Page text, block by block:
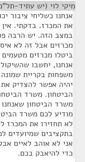
מיקי לוי (יש עתיד-
אנחנו כשליחי ציבור
את המכרז. בדקתי.
במצב הזה. יש הרבה
מכרזים אבל זה לא
ביטלו מכרזים מטעמים
משפחות בקריית
יהיה אפשר להצדיק
הביטחון. משרד
משרד הביטחון
מודיע לכם משרד
לא תחזירו את המכרז
בתקציבים שמיועדים
אני לא אוהב לאיים
כדי להיאבק בכם.